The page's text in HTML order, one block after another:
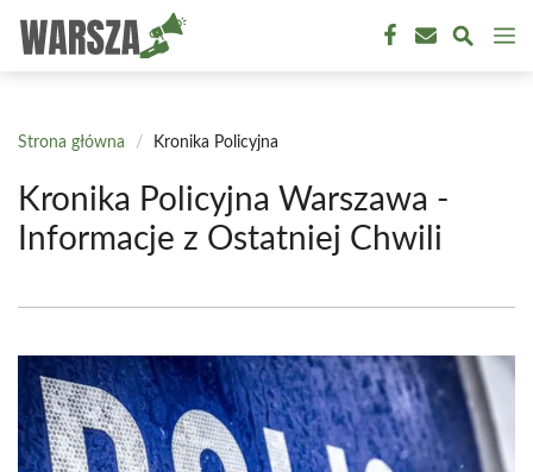
treści
Strona główna / Kronika Policyjna
Kronika Policyjna Warszawa -
Informacje z Ostatniej Chwili